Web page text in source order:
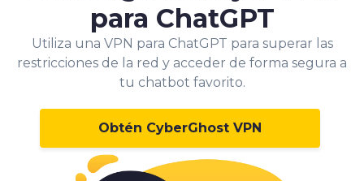
para ChatGPT
Utiliza una VPN para ChatGPT para superar las
restricciones de la red y acceder de forma segura a
tu chatbot favorito.
Obtén CyberGhost VPN